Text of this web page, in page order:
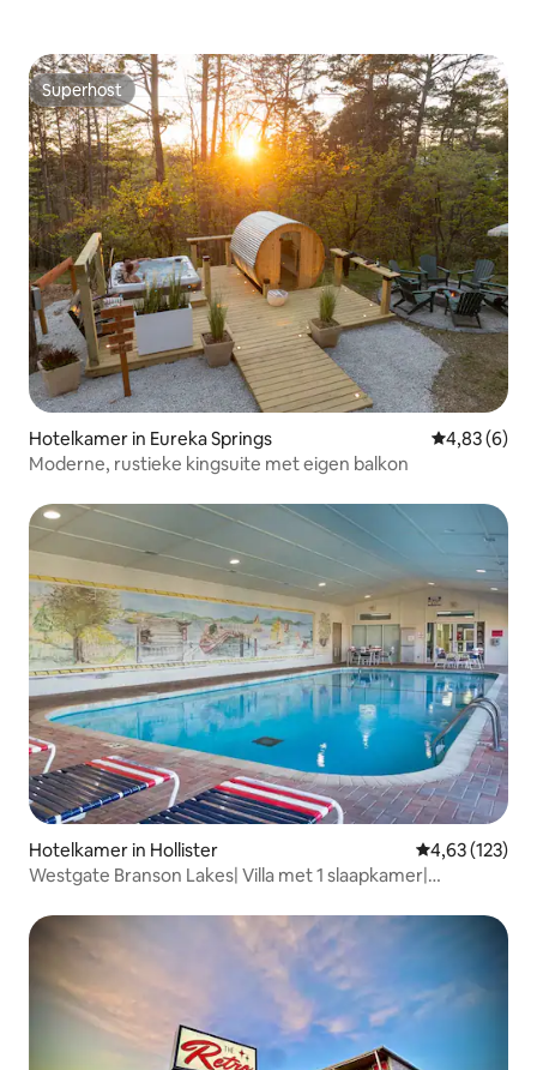
Superhost
Superhost
Hotelkamer in Eureka Springs Gemiddelde
4,83 (6)
Moderne, rustieke kingsuite met eigen balkon
Hotelkamer in Hollister Gemiddelde
4,63 (123)
Westgate Branson Lakes| Villa met 1 slaapkamer|